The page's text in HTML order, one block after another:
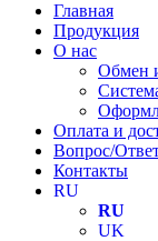
Главная
Продукция
О нас
Обмен
Оплата и
Вопрос/
Контакты
RU
RU
UK